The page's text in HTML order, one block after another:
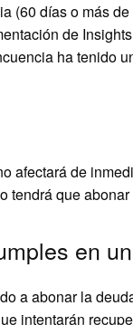
(60 días o más
de
ha tenido
afectará de
tendrá que
en
a abonar la
intentarán